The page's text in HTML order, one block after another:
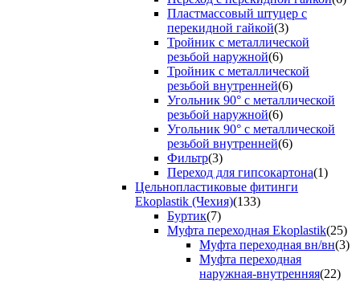
Пластмассовый штуцер с
перекидной гайкой(3)
Тройник с металлической
резьбой наружной(6)
Тройник с металлической
резьбой внутренней(6)
Угольник 90° с металлической
резьбой наружной(6)
Угольник 90° с металлической
резьбой внутренней(6)
Фильтр(3)
Переход для гипсокартона(1)
Цельнопластиковые фитинги
Ekoplastik (Чехия)(133)
Буртик(7)
Муфта переходная Ekoplastik(25)
Муфта переходная вн/вн(3)
Муфта переходная
наружная-внутренняя(22)